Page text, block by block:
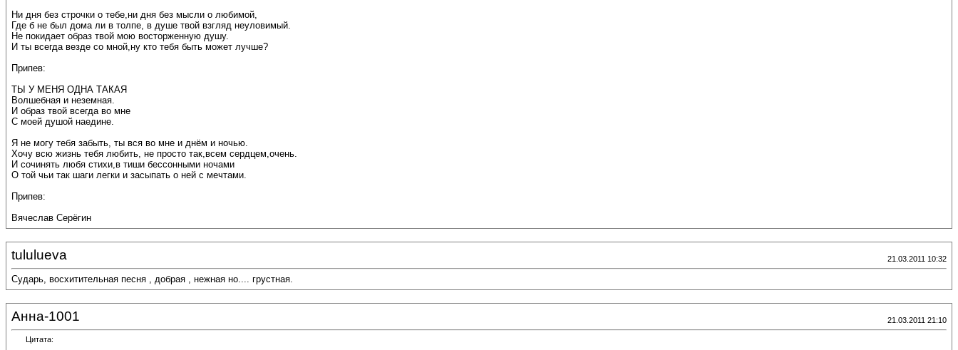
Ни дня без строчки о тебе,ни дня без мысли о любимой,
Где б не был дома ли в толпе, в душе твой взгляд неуловимый.
Не покидает образ твой мою восторженную душу.
И ты всегда везде со мной,ну кто тебя быть может лучше?
Припев:
ТЫ У МЕНЯ ОДНА ТАКАЯ
Волшебная и неземная.
И образ твой всегда во мне
С моей душой наедине.
Я не могу тебя забыть, ты вся во мне и днём и ночью.
Хочу всю жизнь тебя любить, не просто так,всем сердцем,очень.
И сочинять любя стихи,в тиши бессонными ночами
О той чьи так шаги легки и засыпать о ней с мечтами.
Припев:
Вячеслав Серёгин
tululueva 21.03.2011 10:32
Сударь, восхитительная песня , добрая , нежная но.... грустная.
Анна-1001 21.03.2011 21:10
Цитата: